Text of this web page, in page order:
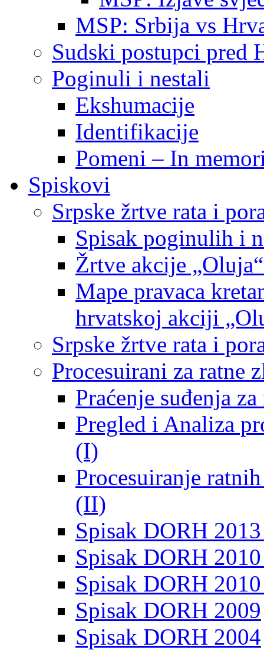
MSP: Srbija vs
Sudski postupci pred
Poginuli i nestali
Ekshumacije
Identifikacije
Pomeni – In
Spiskovi
Srpske žrtve rata i
Spisak poginulih i
Žrtve akcije
Mape pravaca
hrvatskoj akciji
Srpske žrtve rata i
Procesuirani za ratne
Praćenje suđenja
Pregled i Analiza
(I)
Procesuiranje
(II)
Spisak DORH
Spisak DORH
Spisak DORH
Spisak DORH 2009
Spisak DORH 2004